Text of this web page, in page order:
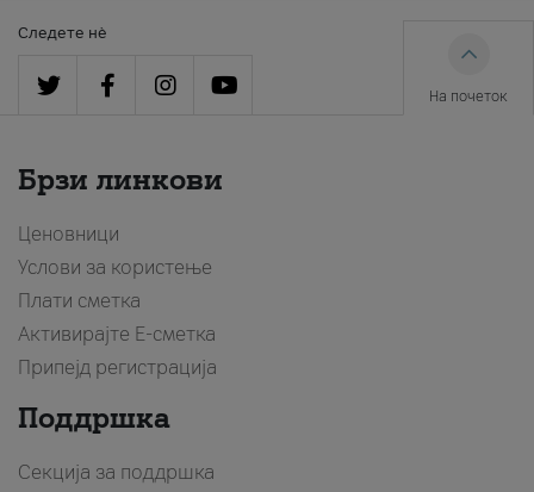
Следете нè
На почеток
Брзи линкови
Ценовници
Услови за користење
Плати сметка
Активирајте Е-сметка
Припејд регистрација
Поддршка
Секција за поддршка